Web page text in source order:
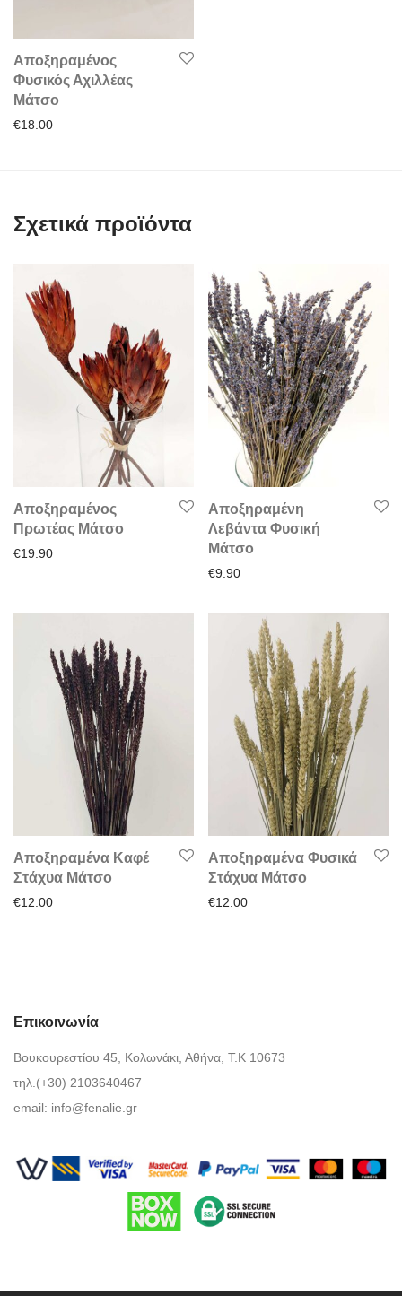
Αποξηραμένος
Φυσικός Αχιλλέας
Μάτσο
€18.00
Σχετικά προϊόντα
Αποξηραμένος
Πρωτέας Μάτσο
€19.90
Αποξηραμένη
Λεβάντα Φυσική
Μάτσο
€9.90
Αποξηραμένα Καφέ
Στάχυα Μάτσο
€12.00
Αποξηραμένα Φυσικά
Στάχυα Μάτσο
€12.00
Επικοινωνία
Βουκουρεστίου 45, Κολωνάκι, Αθήνα, Τ.Κ 10673
τηλ.(+30) 2103640467
email: info@fenalie.gr